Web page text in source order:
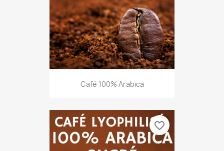
Café 100% Arabica
favorite_border